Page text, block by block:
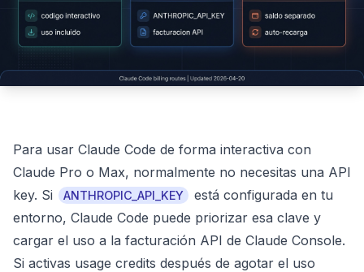
Para usar Claude Code de forma interactiva con
Claude Pro o Max, normalmente no necesitas una API
key. Si
ANTHROPIC_API_KEY
está configurada en tu
entorno, Claude Code puede priorizar esa clave y
cargar el uso a la facturación API de Claude Console.
Si activas usage credits después de agotar el uso